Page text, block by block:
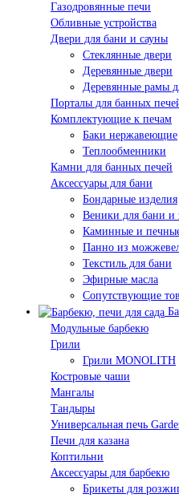
Газодровянные печи
Обливные устройства
Двери для бани и сауны
Стеклянные двери
Деревянные двери
Деревянные рамы
Порталы для банных
Комплектующие к печам
Баки нержавеющие
Теплообменники
Камни для банных печей
Аксессуары для бани
Бондарные изделия
Веники для бани и
Каминные и
Панно из
Текстиль для бани
Эфирные масла
Сопутствующие
Модульные барбекю
Грили
Грили MONOLITH
Костровые чаши
Мангалы
Тандыры
Универсальная печь
Печи для казана
Коптильни
Аксессуары для барбекю
Брикеты для